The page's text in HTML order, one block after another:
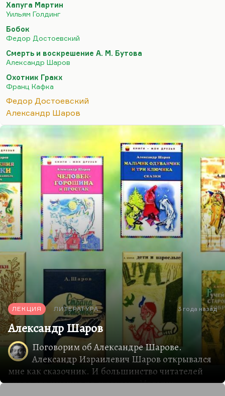
снестись с живыми и что-то им передать, что-то
от них узнать, прежде чем перейдет в другие
сферы. Вообще мне кажется, что эти 40
последних дней блуждания (например, как
посмертные мытарства в рассказе Пелевина
«Вести из Непала») могли бы стать хорошей
идеей для художественного текста. И в конце это
абсолютное прощание, это полное втягивание
куда-то.
Дело в том, что «Бобок» Достоевского – это…
Хапуга Мартин
Уильям Голдинг
Бобок
Федор Достоевский
Смерть и воскрешение А. М. Бутова
Александр Шаров
Охотник Гракх
Франц Кафка
Федор Достоевский
Александр Шаров
ЛЕКЦИЯ ЛИТЕРАТУРА 3 года назад
Александр Шаров
Поговорим об Александре Шарове.
Александр Израилевич Шаров открывался
мне как сказочник. И большинство читателей
знало его именно по сказкам: «Мальчик